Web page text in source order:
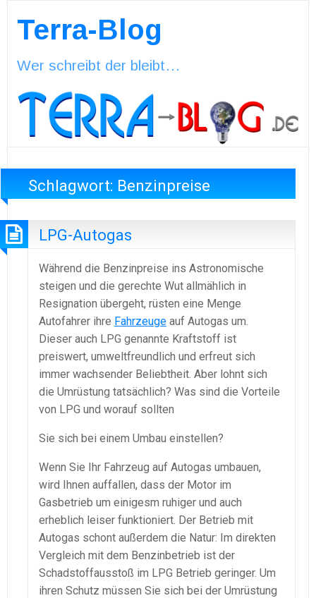
Terra-Blog
Wer schreibt der bleibt…
Schlagwort: Benzinpreise
LPG-Autogas
Während die Benzinpreise ins Astronomische
steigen und die gerechte Wut allmählich in
Resignation übergeht, rüsten eine Menge
Autofahrer ihre Fahrzeuge auf Autogas um.
Dieser auch LPG genannte Kraftstoff ist
preiswert, umweltfreundlich und erfreut sich
immer wachsender Beliebtheit. Aber lohnt sich
die Umrüstung tatsächlich? Was sind die Vorteile
von LPG und worauf sollten
Sie sich bei einem Umbau einstellen?
Wenn Sie Ihr Fahrzeug auf Autogas umbauen,
wird Ihnen auffallen, dass der Motor im
Gasbetrieb um einigesm ruhiger und auch
erheblich leiser funktioniert. Der Betrieb mit
Autogas schont außerdem die Natur: Im direkten
Vergleich mit dem Benzinbetrieb ist der
Schadstoffausstoß im LPG Betrieb geringer. Um
ihren Schutz müssen Sie sich bei der Umrüstung